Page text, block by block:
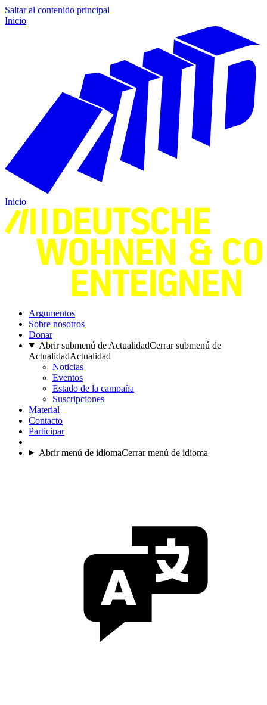
Saltar al contenido principal
Inicio
Inicio
Argumentos
Sobre nosotros
Donar
Abrir submenú de ActualidadCerrar submenú de
ActualidadActualidad
Noticias
Eventos
Estado de la campaña
Suscripciones
Material
Contacto
Participar
Abrir menú de idiomaCerrar menú de idioma